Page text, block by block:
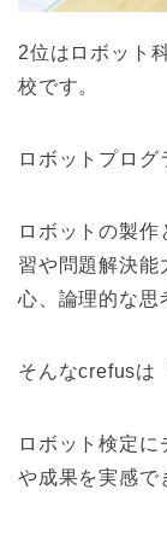
2位はロボット
校です。
ロボットプログ
ロボットの製
習や問題解決能
心、論理的な思
そんなcrefusは
ロボット検定
や成果を実感で